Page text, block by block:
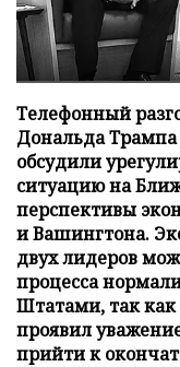
Телефонный
Дональда Трампа
обсудили
ситуацию на
перспективы
и Вашингтона.
двух лидеров
процесса
Штатами, так
проявил
прийти к